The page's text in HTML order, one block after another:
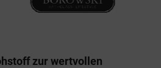
zur wertvollen